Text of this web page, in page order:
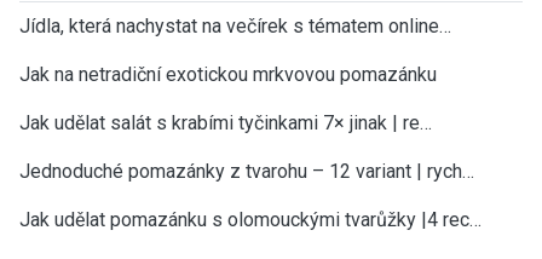
Jídla, která nachystat na večírek s tématem online…
Jak na netradiční exotickou mrkvovou pomazánku
Jak udělat salát s krabími tyčinkami 7× jinak | re…
Jednoduché pomazánky z tvarohu – 12 variant | rych…
Jak udělat pomazánku s olomouckými tvarůžky |4 rec…